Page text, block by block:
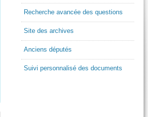
Recherche avancée des questions
Site des archives
Anciens députés
Suivi personnalisé des documents